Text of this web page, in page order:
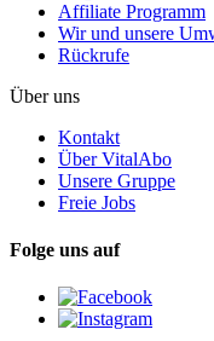
Affiliate Programm
Wir und unsere
Rückrufe
Über uns
Kontakt
Über VitalAbo
Unsere Gruppe
Freie Jobs
Folge uns auf